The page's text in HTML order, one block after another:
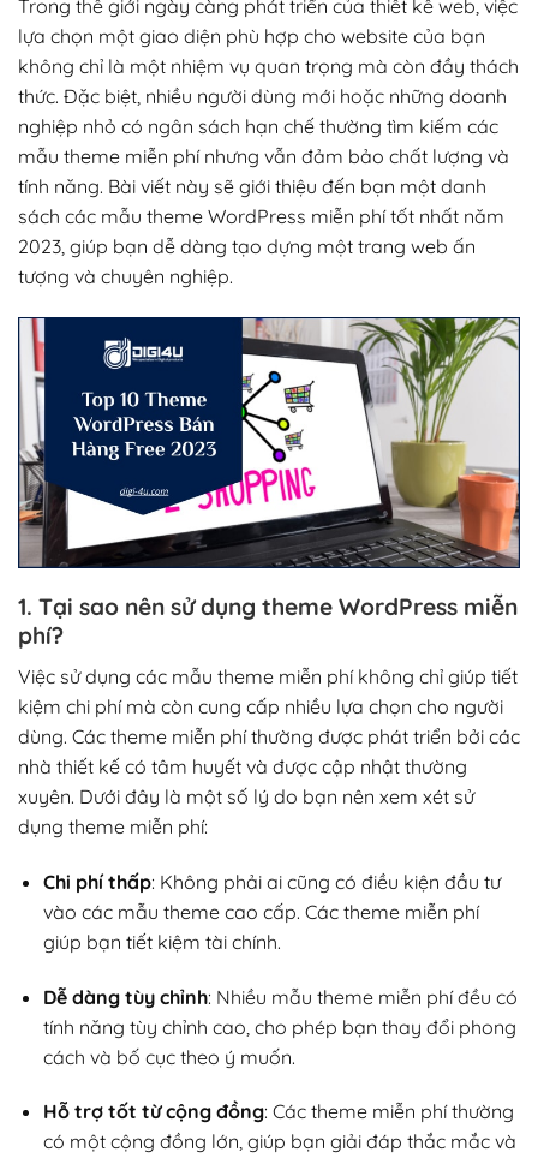
Trong thế giới ngày càng phát triển của thiết kế web, việc
lựa chọn một giao diện phù hợp cho website của bạn
không chỉ là một nhiệm vụ quan trọng mà còn đầy thách
thức. Đặc biệt, nhiều người dùng mới hoặc những doanh
nghiệp nhỏ có ngân sách hạn chế thường tìm kiếm các
mẫu theme miễn phí nhưng vẫn đảm bảo chất lượng và
tính năng. Bài viết này sẽ giới thiệu đến bạn một danh
sách các mẫu theme WordPress miễn phí tốt nhất năm
2023, giúp bạn dễ dàng tạo dựng một trang web ấn
tượng và chuyên nghiệp.
1. Tại sao nên sử dụng theme WordPress miễn
phí?
Việc sử dụng các mẫu theme miễn phí không chỉ giúp tiết
kiệm chi phí mà còn cung cấp nhiều lựa chọn cho người
dùng. Các theme miễn phí thường được phát triển bởi các
nhà thiết kế có tâm huyết và được cập nhật thường
xuyên. Dưới đây là một số lý do bạn nên xem xét sử
dụng theme miễn phí:
Chi phí thấp: Không phải ai cũng có điều kiện đầu tư
vào các mẫu theme cao cấp. Các theme miễn phí
giúp bạn tiết kiệm tài chính.
Dễ dàng tùy chỉnh: Nhiều mẫu theme miễn phí đều có
tính năng tùy chỉnh cao, cho phép bạn thay đổi phong
cách và bố cục theo ý muốn.
Hỗ trợ tốt từ cộng đồng: Các theme miễn phí thường
có một cộng đồng lớn, giúp bạn giải đáp thắc mắc và